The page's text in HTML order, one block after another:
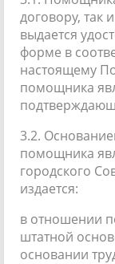
договору, так
выдается
форме в
настоящему
помощника
3.2.
помощника
городского
издается:
в отношении
штатной
основании